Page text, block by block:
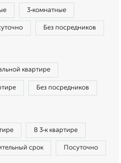
3‑комнатные
Без посредников
квартире
Без посредников
В 3‑к квартире
срок Посуточно